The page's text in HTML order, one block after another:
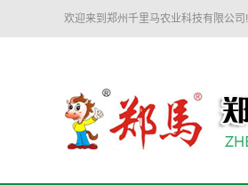
欢迎来到郑州千里马农业科技有限公司!